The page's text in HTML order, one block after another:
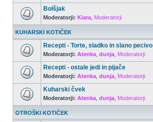
Bolšjak
Moderatorji: Kiara Moderatorji
KUHARSKI KOTIČEK
Recepti - Torte, sladko in slano pecivo
Moderatorji: Atenka dunja Moderatorji
Recepti - ostale jedi in pijače
Moderatorji: Atenka dunja Moderatorji
Kuharski čvek
Moderatorji: Atenka dunja Moderatorji
OTROŠKI KOTIČEK